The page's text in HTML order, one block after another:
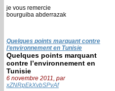
je vous remercie
bourguiba abderrazak
Quelques points marquant contre
l’environnement en Tunisie
Quelques points marquant
contre l’environnement en
Tunisie
6 novembre 2011, par
xZNRpEkXvbSPvAf